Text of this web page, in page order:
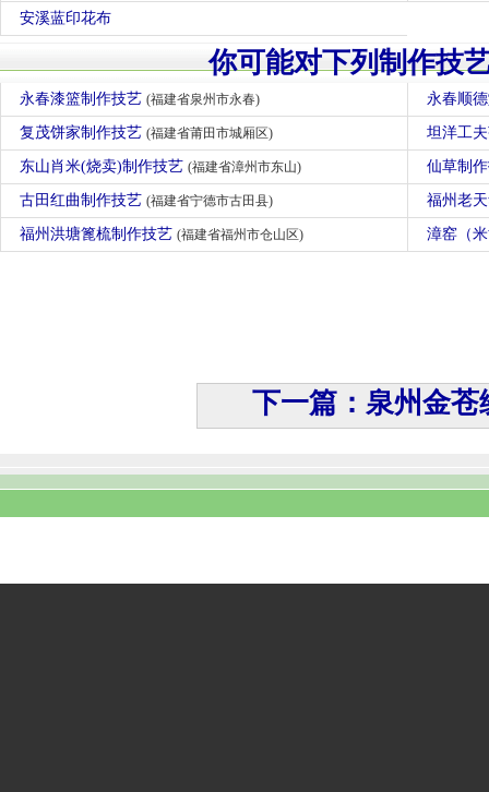
安溪蓝印花布
你可能对下列制作技
永春漆篮制作技艺 (福建省泉州市永春) 永春顺
复茂饼家制作技艺 (福建省莆田市城厢区) 坦洋工
东山肖米(烧卖)制作技艺 (福建省漳州市东山) 仙草制
古田红曲制作技艺 (福建省宁德市古田县) 福州老
福州洪塘篦梳制作技艺 (福建省福州市仓山区) 漳窑（
下一篇：泉州金苍